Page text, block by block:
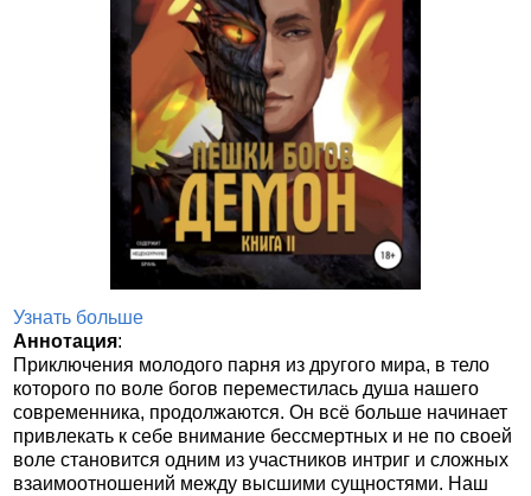
Узнать больше
Аннотация:
Приключения молодого парня из другого мира, в тело
которого по воле богов переместилась душа нашего
современника, продолжаются. Он всё больше начинает
привлекать к себе внимание бессмертных и не по своей
воле становится одним из участников интриг и сложных
взаимоотношений между высшими сущностями. Наш